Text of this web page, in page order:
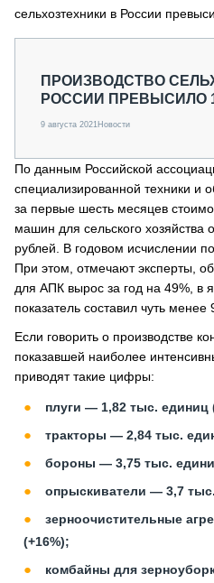
СПЕЦПРОЕКТЫ
О ПРОЕКТЕ
сельхозтехники в России
ПРОИЗВОДСТВО
РОССИИ ПРЕВЫСИЛО
9 августа 2021Новости
По данным Российской
специализированной техники и
за первые шесть месяцев
машин для сельского хозяйства
рублей. В годовом исчислении
При этом, отмечают эксперты,
для АПК вырос за год на 49%, в
показатель составил чуть менее
Если говорить о производстве
показавшей наиболее
приводят такие цифры:
плуги — 1,82 тыс. единиц
тракторы — 2,84 тыс.
бороны — 3,75 тыс.
опрыскиватели — 3,7
зерноочистительные
(+16%);
комбайны для